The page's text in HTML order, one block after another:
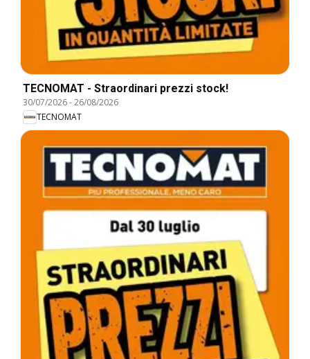
TECNOMAT - Straordinari prezzi stock!
30/07/2026-26/08/2026
TECNOMAT